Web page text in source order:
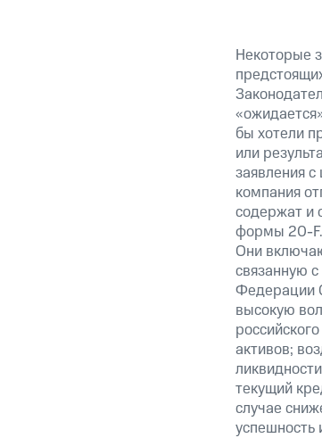
Некоторые
бы хотели
или
заявления
компания
содержат и
формы 20-F.
Они
связанную
Федерации
высокую
активов;
текущий
случае
успешность